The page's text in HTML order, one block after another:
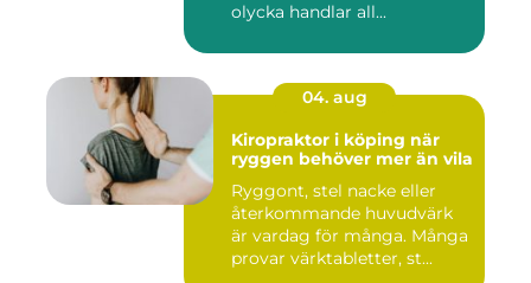
olycka handlar all...
04. aug
Kiropraktor i köping när
ryggen behöver mer än vila
Ryggont, stel nacke eller
återkommande huvudvärk
är vardag för många. Många
provar värktabletter, st...